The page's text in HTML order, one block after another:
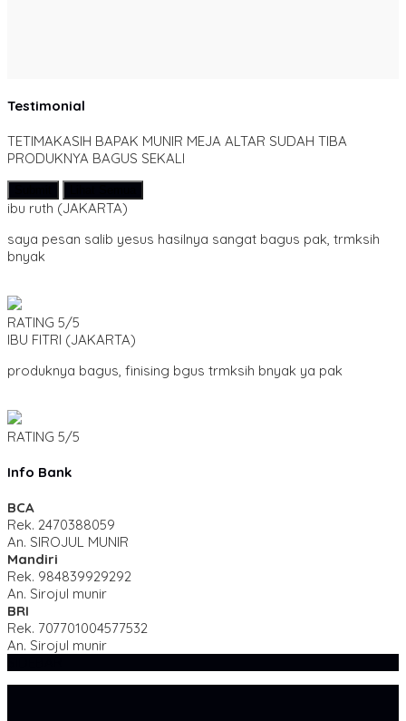
Testimonial
TETIMAKASIH BAPAK MUNIR MEJA ALTAR SUDAH TIBA
PRODUKNYA BAGUS SEKALI
ibu ruth (JAKARTA)
saya pesan salib yesus hasilnya sangat bagus pak, trmksih
bnyak
RATING 5/5
IBU FITRI (JAKARTA)
produknya bagus, finising bgus trmksih bnyak ya pak
RATING 5/5
Info Bank
BCA
Rek. 2470388059
An. SIROJUL MUNIR
Mandiri
Rek. 984839929292
An. Sirojul munir
BRI
Rek. 707701004577532
An. Sirojul munir